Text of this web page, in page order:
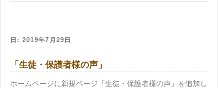
日: 2019年7月29日
「生徒・保護者様の声」
ホームページに新規ページ『生徒・保護者様の声』を追加し